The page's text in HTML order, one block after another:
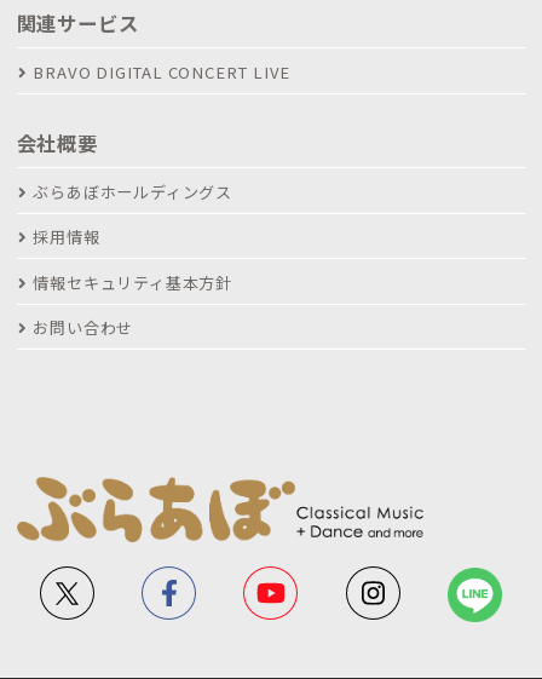
関連サービス
BRAVO DIGITAL CONCERT LIVE
会社概要
ぶらあぼホールディングス
採用情報
情報セキュリティ基本方針
お問い合わせ